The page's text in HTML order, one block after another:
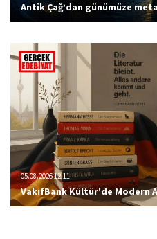
Antik Çağ’dan günümüze
05.08.2026 12:11
VakıfBank Kültür'de Modern